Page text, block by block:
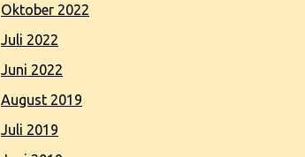
Oktober 2022
Juli 2022
Juni 2022
August 2019
Juli 2019